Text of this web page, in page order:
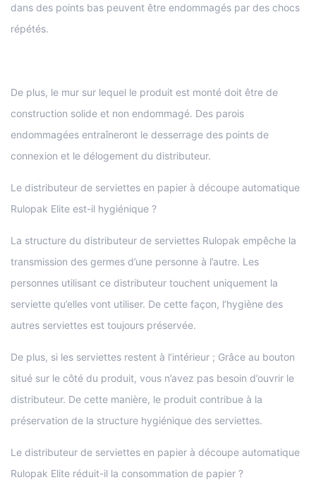
dans des points bas peuvent être endommagés par des chocs
répétés.
De plus, le mur sur lequel le produit est monté doit être de
construction solide et non endommagé. Des parois
endommagées entraîneront le desserrage des points de
connexion et le délogement du distributeur.
Le distributeur de serviettes en papier à découpe automatique
Rulopak Elite est-il hygiénique ?
La structure du distributeur de serviettes Rulopak empêche la
transmission des germes d’une personne à l’autre. Les
personnes utilisant ce distributeur touchent uniquement la
serviette qu’elles vont utiliser. De cette façon, l’hygiène des
autres serviettes est toujours préservée.
De plus, si les serviettes restent à l’intérieur ; Grâce au bouton
situé sur le côté du produit, vous n’avez pas besoin d’ouvrir le
distributeur. De cette manière, le produit contribue à la
préservation de la structure hygiénique des serviettes.
Le distributeur de serviettes en papier à découpe automatique
Rulopak Elite réduit-il la consommation de papier ?